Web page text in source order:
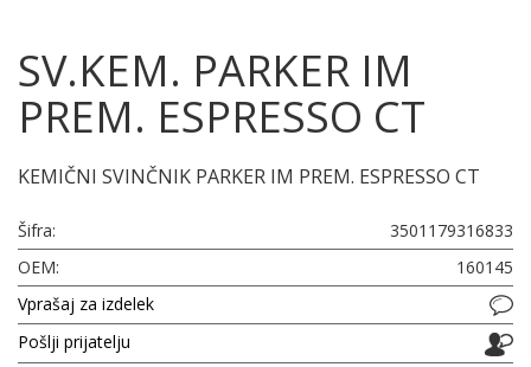
SV.KEM. PARKER IM
PREM. ESPRESSO CT
KEMIČNI SVINČNIK PARKER IM PREM. ESPRESSO CT
Šifra:
3501179316833
OEM:
160145
Vprašaj za izdelek
Pošlji prijatelju